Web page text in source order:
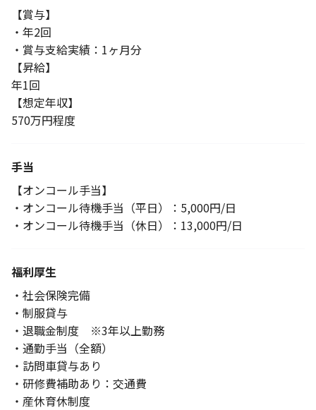
【賞与】
・年2回
・賞与支給実績：1ヶ月分
【昇給】
年1回
【想定年収】
570万円程度
手当
【オンコール手当】
・オンコール待機手当（平日）：5,000円/日
・オンコール待機手当（休日）：13,000円/日
福利厚生
・社会保険完備
・制服貸与
・退職金制度 ※3年以上勤務
・通勤手当（全額）
・訪問車貸与あり
・研修費補助あり：交通費
・産休育休制度